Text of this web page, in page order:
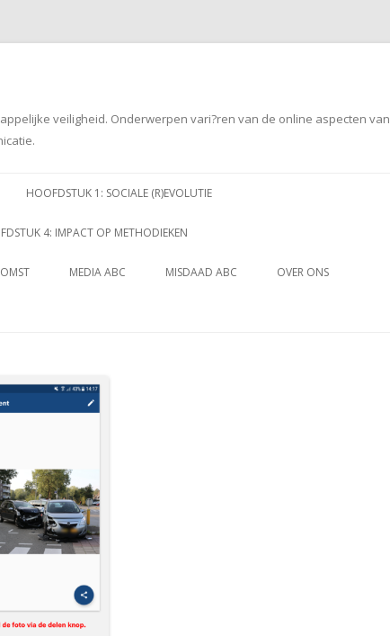
veiligheid. Onderwerpen vari?ren van de online aspecten van
HOOFDSTUK 1: SOCIALE (R)EVOLUTIE
4: IMPACT OP METHODIEKEN
MEDIA ABC MISDAAD ABC OVER ONS